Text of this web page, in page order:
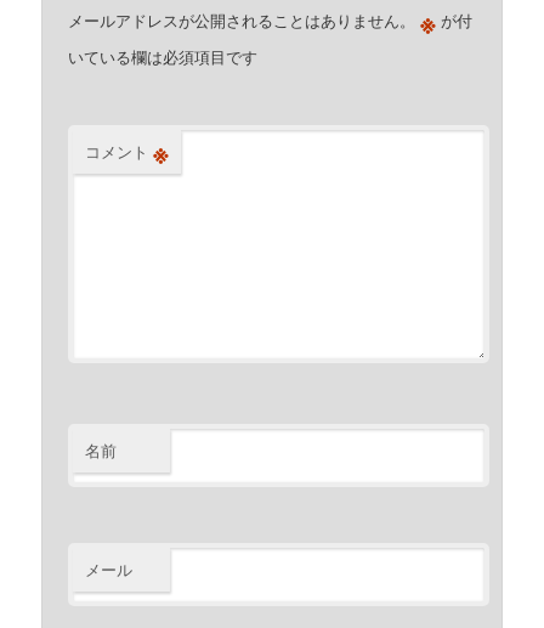
メールアドレスが公開されることはありません。 ※ が付
いている欄は必須項目です
コメント ※
名前
メール